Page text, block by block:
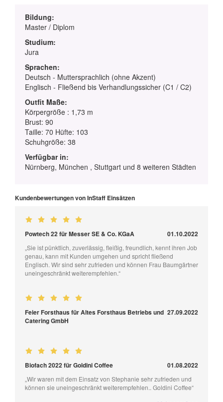
Bildung:
Master / Diplom
Studium:
Jura
Sprachen:
Deutsch - Muttersprachlich (ohne Akzent)
Englisch - Fließend bis Verhandlungssicher (C1 / C2)
Outfit Maße:
Körpergröße : 1,73 m
Brust: 90
Taille: 70 Hüfte: 103
Schuhgröße: 38
Verfügbar in:
Nürnberg, München , Stuttgart und 8 weiteren Städten
Kundenbewertungen von InStaff Einsätzen
Powtech 22 für Messer SE & Co. KGaA 01.10.2022
„Sie ist pünktlich, zuverlässig, fleißig, freundlich, kennt ihren Job
genau, kann mit Kunden umgehen und spricht fließend
Englisch. Wir sind sehr zufrieden und können Frau Baumgärtner
uneingeschränkt weiterempfehlen.“
Feier Forsthaus für Altes Forsthaus Betriebs und
Catering GmbH
27.09.2022
Biofach 2022 für Goldini Coffee 01.08.2022
„Wir waren mit dem Einsatz von Stephanie sehr zufrieden und
können sie uneingeschränkt weiterempfehlen.. Goldini Coffee“